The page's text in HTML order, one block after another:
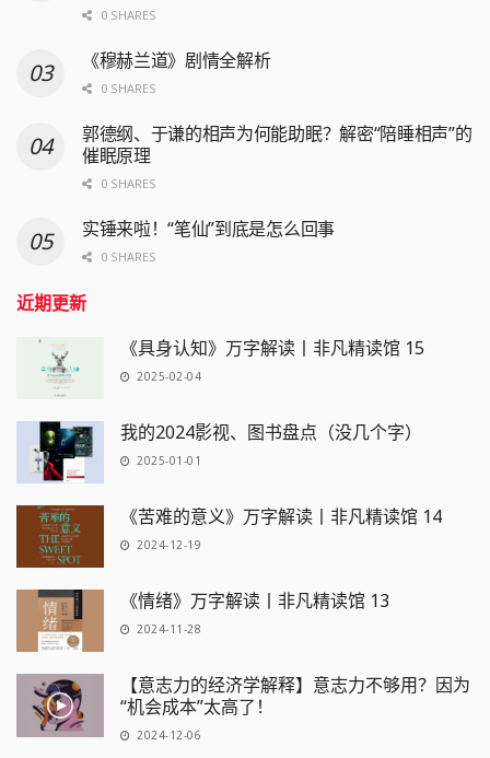
0 SHARES
《穆赫兰道》剧情全解析
0 SHARES
郭德纲、于谦的相声为何能助眠？解密“陪睡相声”的
催眠原理
0 SHARES
实锤来啦！“笔仙”到底是怎么回事
0 SHARES
近期更新
《具身认知》万字解读丨非凡精读馆 15
2025-02-04
我的2024影视、图书盘点（没几个字）
2025-01-01
《苦难的意义》万字解读丨非凡精读馆 14
2024-12-19
《情绪》万字解读丨非凡精读馆 13
2024-11-28
【意志力的经济学解释】意志力不够用？因为
“机会成本”太高了！
2024-12-06